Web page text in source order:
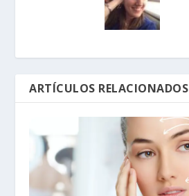
ARTÍCULOS RELACIONADOS